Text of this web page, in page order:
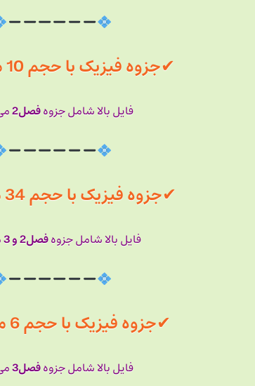
✔جزوه فیزیک با حجم 10 مگابایت
فایل بالا شامل جزوهفصل2
✔جزوه فیزیک با حجم 34 مگابایت
فایل بالا شامل جزوهفصل2 و 3
✔جزوه فیزیک با حجم 6 مگابایت
فایل بالا شامل جزوهفصل3